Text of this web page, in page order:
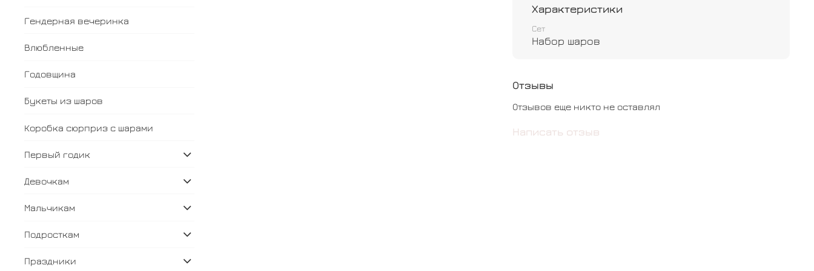
Шар обычный - 4 шт
Характеристики
Сет
Набор шаров
Отзывы
Отзывов еще никто не оставлял
Написать отзыв
Гендерная вечеринка
Влюбленные
Годовщина
Букеты из шаров
Коробка сюрприз с шарами
Первый годик
Девочкам
Мальчикам
Подросткам
Праздники